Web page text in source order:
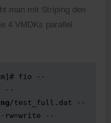
man mit Striping den
4 VMDKs parallel
fio --
--
/test_full.dat --
rw=write --